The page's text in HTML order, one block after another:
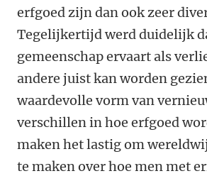
erfgoed zijn dan ook zeer
Tegelijkertijd werd duidelijk
gemeenschap ervaart als
andere juist kan worden
waardevolle vorm van
verschillen in hoe erfgoed
maken het lastig om
te maken over hoe men met